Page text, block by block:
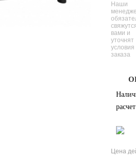
Наши
вами и
уточнят
условия
заказа
расчет
Цена